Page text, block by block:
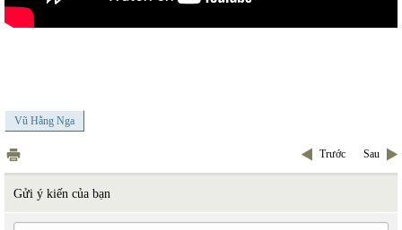
Vũ Hằng Nga
Trước Sau
Gửi ý kiến của bạn